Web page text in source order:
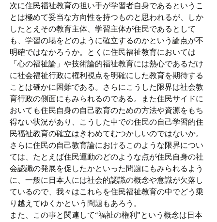
次に住民福祉教育の担い手が学習者自身であるというこ
とは極めて妥当な方向性を持つものと思われるが、しか
したとえその教育主体、学習主体が住民であるとして
も、学習の場をどのように確立するのかという論点が不
明確ではなかろうか。とくに住民福祉教育においては
「心の福祉論」や技術論的福祉教育には熱心であるだけ
に社会福祉行政に権利視点を明確にした教育を期待する
ことは確かに困難である。さらにこうした限界は社会教
育行政の側面にもみられるのである。また住民サイドに
おいても住民自身の自己教育のための方法や資源をもち
得ない状況があり、こうした中での住民の自己学習的住
民福祉教育の確立はきわめてむつかしいのではないか。
さらに住民の自己教育論におけるこのような限界につい
ては、たとえば住民運動のどのような点が住民自身の社
会認識の発展を促したかといった問題にもみられるよう
に、一般に日本人には社会的認識の概念や意識が欠落し
ているので、我々はこれらを住民福祉教育の中でどう乗
り越えてゆくかという問題もあろう。
また、この事と関連して“福祉の権利”という概念は日本